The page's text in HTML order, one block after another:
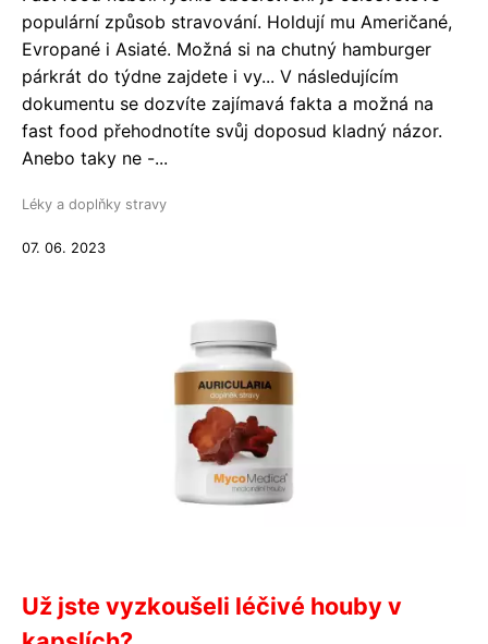
populární způsob stravování. Holdují mu Američané,
Evropané i Asiaté. Možná si na chutný hamburger
párkrát do týdne zajdete i vy... V následujícím
dokumentu se dozvíte zajímavá fakta a možná na
fast food přehodnotíte svůj doposud kladný názor.
Anebo taky ne -...
Léky a doplňky stravy
07. 06. 2023
Už jste vyzkoušeli léčivé houby v